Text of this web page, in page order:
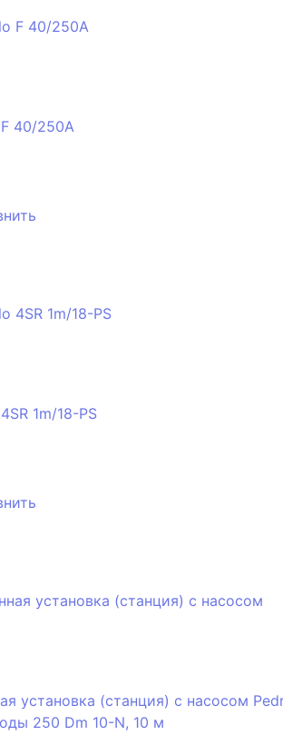
40/250A
1m/18-PS
установка (станция) с насосом
250 Dm 10-N, 10 м